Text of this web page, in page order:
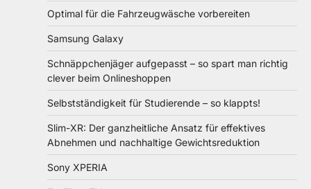
Optimal für die Fahrzeugwäsche vorbereiten
Samsung Galaxy
Schnäppchenjäger aufgepasst – so spart man richtig
clever beim Onlineshoppen
Selbstständigkeit für Studierende – so klappts!
Slim-XR: Der ganzheitliche Ansatz für effektives
Abnehmen und nachhaltige Gewichtsreduktion
Sony XPERIA